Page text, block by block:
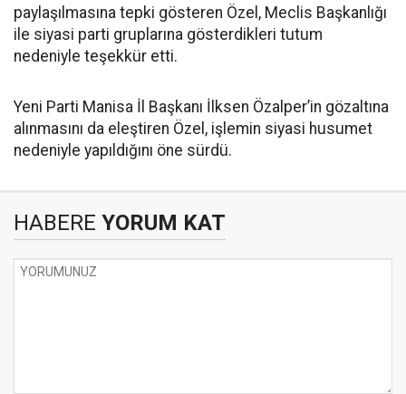
paylaşılmasına tepki gösteren Özel, Meclis Başkanlığı
ile siyasi parti gruplarına gösterdikleri tutum
nedeniyle teşekkür etti.
Yeni Parti Manisa İl Başkanı İlksen Özalper’in gözaltına
alınmasını da eleştiren Özel, işlemin siyasi husumet
nedeniyle yapıldığını öne sürdü.
HABERE YORUM KAT